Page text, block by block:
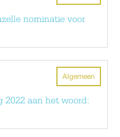
nominatie voor
Algemeen
2022 aan het woord: